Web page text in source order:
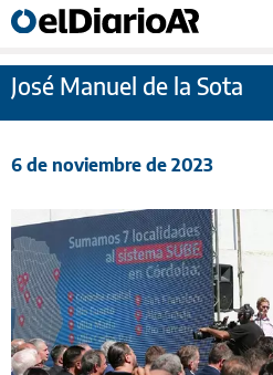
José Manuel de la Sota
6 de noviembre de 2023